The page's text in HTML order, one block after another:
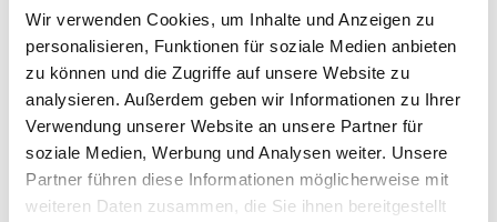
Wir verwenden Cookies, um Inhalte und Anzeigen zu
personalisieren, Funktionen für soziale Medien anbieten
zu können und die Zugriffe auf unsere Website zu
analysieren. Außerdem geben wir Informationen zu Ihrer
Verwendung unserer Website an unsere Partner für
soziale Medien, Werbung und Analysen weiter. Unsere
Partner führen diese Informationen möglicherweise mit
weiteren Daten zusammen, die Sie ihnen bereitgestellt
Dies könnte Sie auch
interessieren